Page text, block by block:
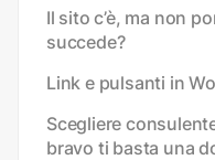
Il sito c’è, ma non
succede?
Link e pulsanti in
Scegliere
bravo ti basta una